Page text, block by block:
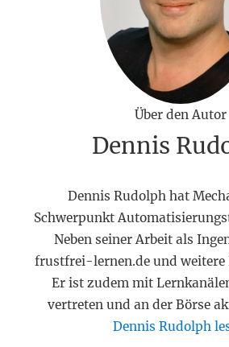
Über den Autor
Dennis
Dennis Rudolph hat
Schwerpunkt
Neben seiner Arbeit als
frustfrei-lernen.de und weitere
Er ist zudem mit
vertreten und an der Börse
Dennis Rudolph